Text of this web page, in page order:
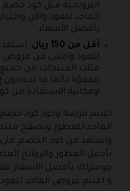
الماجد للعود والأن
بأفضل الأسعار.
أقل من 150 ريال
:
للعود واقتنى من عروض
عملاؤنا دائما ما
لإمكانية الاستفادة من
اغتنم فرصة وجود كود خصم
الماجد للعطور وتصفح
واستفد من كود الخصم على
بأجمل العطور والروائح
جومنزلك بأفضل الأسعار
و اغتنم عروض الماجد